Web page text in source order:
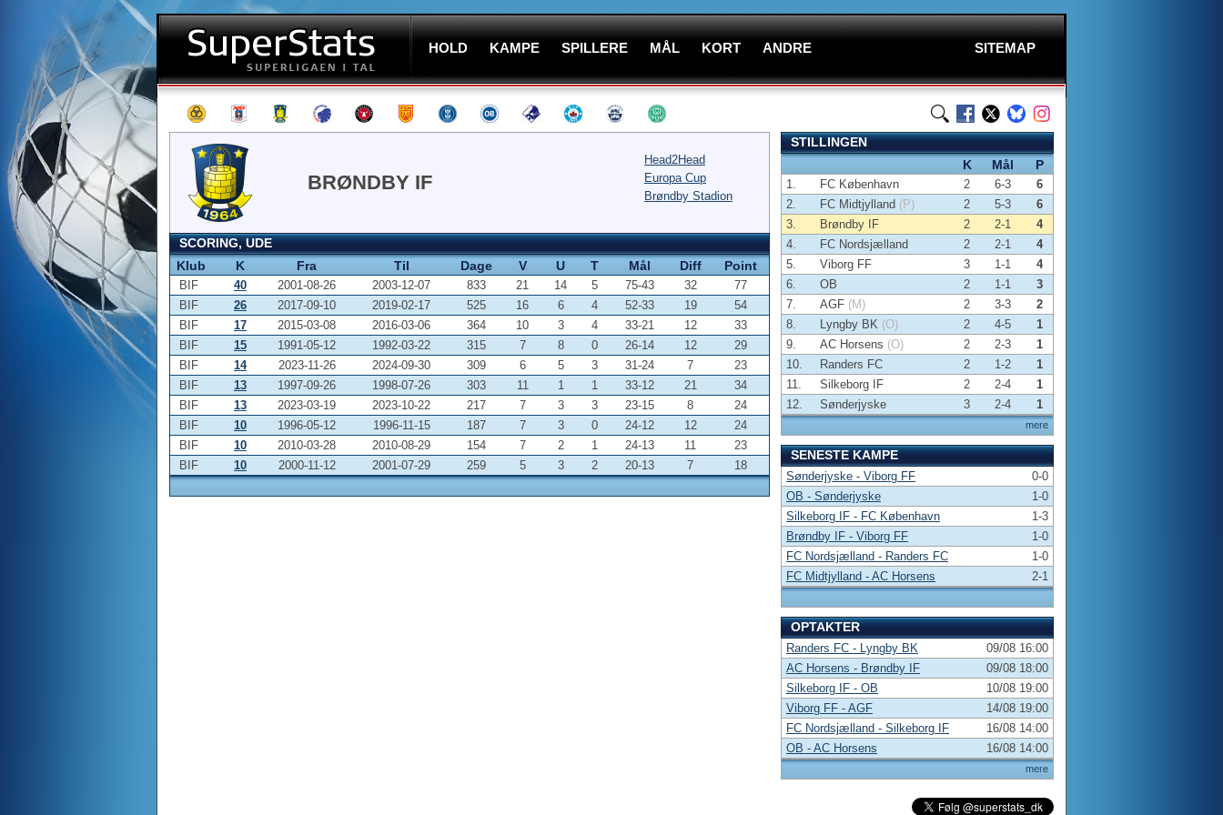
HOLD KAMPE SPILLERE MÅL KORT ANDRE SITEMAP
BRØNDBY IF
Head2Head
Europa Cup
Brøndby Stadion
SCORING, UDE
Klub
K Fra Til Dage V U T Mål Diff Point
BIF 40 2001-08-26 2003-12-07 833 21 14 5 75-43 32
77
BIF
26 2017-09-10 2019-02-17 525 16 6 4 52-33 19
54
BIF
17 2015-03-08 2016-03-06 364 10 3 4 33-21 12
33
BIF
15 1991-05-12 1992-03-22 315 7 8 0 26-14 12
29
BIF
14 2023-11-26 2024-09-30 309 6 5 3 31-24 7
23
BIF
13 1997-09-26 1998-07-26 303 11 1 1 33-12 21
34
BIF
13 2023-03-19 2023-10-22 217 7 3 3 23-15 8
24
BIF
10 1996-05-12 1996-11-15 187 7 3 0 24-12 12
24
BIF
10 2010-03-28 2010-08-29 154 7 2 1 24-13 11
23
BIF
10 2000-11-12 2001-07-29 259 5 3 2 20-13 7 18
STILLINGEN
K
Mål P
mere
1. FC København 2 6-3
6
2.
FC Midtjylland (P) 2 5-3
6
3.
Brøndby IF 2 2-1
4
4.
FC Nordsjælland 2 2-1
4
5.
Viborg FF 3 1-1
4
6.
OB 2 1-1
3
7.
AGF (M) 2 3-3
2
8.
Lyngby BK (O) 2 4-5
1
9.
AC Horsens (O) 2 2-3
1
10.
Randers FC 2 1-2
1
11.
Silkeborg IF 2 2-4
1
12.
Sønderjyske 3 2-4 1
SENESTE KAMPE
Sønderjyske - Viborg FF
0-0
OB - Sønderjyske
1-0
Silkeborg IF - FC København
1-3
Brøndby IF - Viborg FF
1-0
FC Nordsjælland - Randers FC
1-0
FC Midtjylland - AC Horsens
2-1
OPTAKTER
mere
Randers FC - Lyngby BK
09/08 16:00
AC Horsens - Brøndby IF
09/08 18:00
Silkeborg IF - OB
10/08 19:00
Viborg FF - AGF
14/08 19:00
FC Nordsjælland - Silkeborg IF
16/08 14:00
OB - AC Horsens
16/08 14:00